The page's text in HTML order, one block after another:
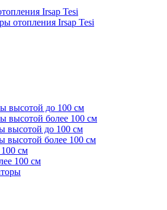
Irsap Tesi
отопления Irsap Tesi
высотой до 100 см
высотой более 100 см
высотой до 100 см
высотой более 100 см
см
100 см